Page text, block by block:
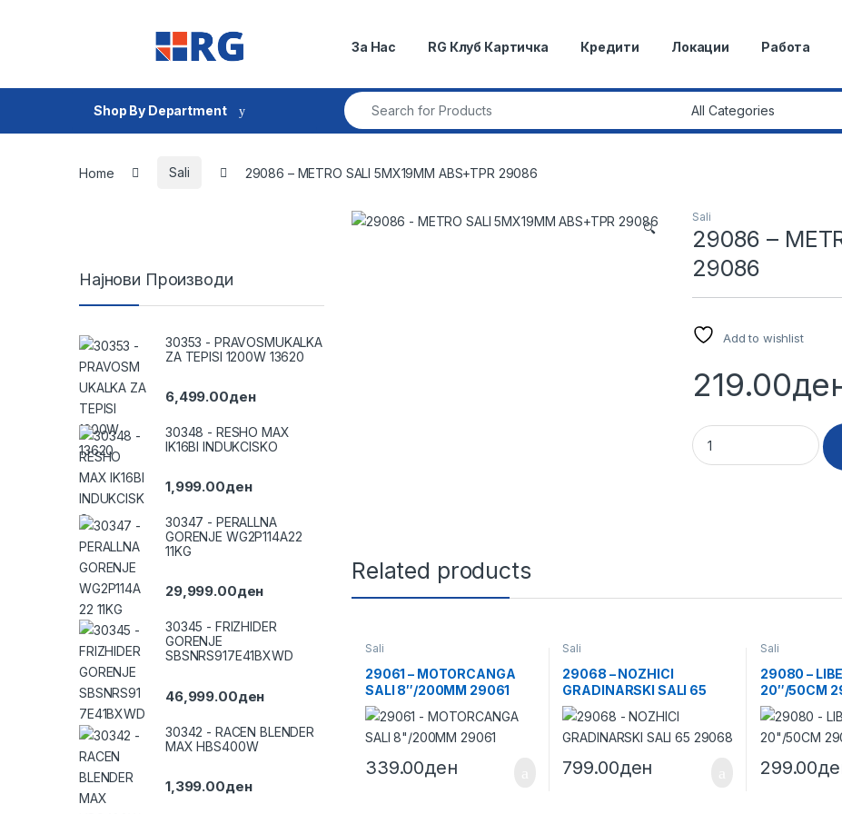
За Нас RG Клуб Картичка Кредити Локации Работа
Shop By Department
Search for:
Home Sali 29086 – METRO SALI 5MX19MM ABS+TPR 29086
🔍
Sali
29086 –
29086
Add to wishlist
219.00
29086 - METRO SALI
Related products
Sali
29061 – MOTORCANGA
SALI 8″/200MM 29061
339.00ден
Sali
29068 – NOZHICI
GRADINARSKI SALI 65
29068
799.00ден
Sali
29080 –
20″/50CM
299.00
Најнови Производи
30353 - PRAVOSMUKALKA
ZA TEPISI 1200W 13620
6,499.00ден
30348 - RESHO MAX
IK16BI INDUKCISKO
1,999.00ден
30347 - PERALLNA
GORENJE WG2P114A22
11KG
29,999.00ден
30345 - FRIZHIDER
GORENJE
SBSNRS917E41BXWD
46,999.00ден
30342 - RACEN BLENDER
MAX HBS400W
1,399.00ден